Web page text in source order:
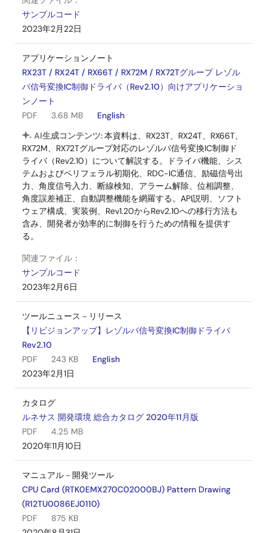
サンプルコード
2023年2月22日
アプリケーションノート
RX23T / RX24T / RX66T / RX72M / RX72Tグループ レゾル
バ信号変換IC制御ドライバ（Rev2.10）向けアプリケーショ
ンノート
PDF
3.68 MB
English
AI生成コンテンツ:本資料は、RX23T、RX24T、RX66T、
RX72M、RX72Tグループ対応のレゾルバ信号変換IC制御ド
ライバ（Rev2.10）について解説する。ドライバ機能、シス
テムおよびペリフェラル初期化、RDC-IC通信、励磁信号出
力、角度信号入力、断線検知、アラーム解除、位相調整、
角度誤差補正、自動調整機能を網羅する。API説明、ソフト
ウェア構成、実装例、Rev1.20からRev2.10への移行方法も
含み、開発者が効率的に制御を行うための情報を提供す
る。
関連ファイル：
サンプルコード
2023年2月6日
ツールニュース－リリース
【リビジョンアップ】レゾルバ信号変換IC制御ドライバ
Rev2.10
PDF
243 KB
English
2023年2月1日
カタログ
ルネサス 開発環境 総合カタログ 2020年11月版
PDF
4.25 MB
2020年11月10日
マニュアル－開発ツール
CPU Card (RTK0EMX270C02000BJ) Pattern Drawing
(R12TU0086EJ0110)
PDF
875 KB